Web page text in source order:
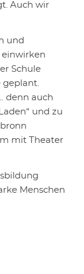
Auch wir
und
einwirken
Schule
geplant.
denn auch
und zu
mit Theater
Menschen